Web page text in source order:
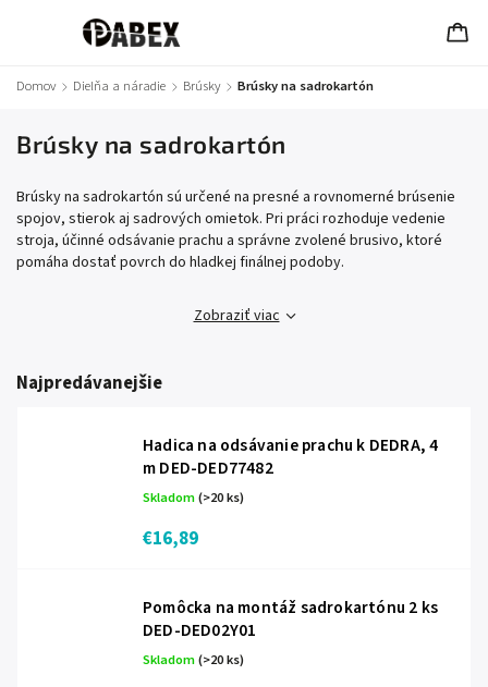
Domov / Dielňa a náradie / Brúsky / Brúsky na sadrokartón
Brúsky na sadrokartón
Brúsky na sadrokartón sú určené na presné a rovnomerné brúsenie
spojov, stierok aj sadrových omietok. Pri práci rozhoduje vedenie
stroja, účinné odsávanie prachu a správne zvolené brusivo, ktoré
pomáha dostať povrch do hladkej finálnej podoby.
Zobraziť viac
Najpredávanejšie
Hadica na odsávanie prachu k DEDRA, 4
m DED-DED77482
Skladom(>20 ks)
€16,89
Pomôcka na montáž sadrokartónu 2 ks
DED-DED02Y01
Skladom(>20 ks)